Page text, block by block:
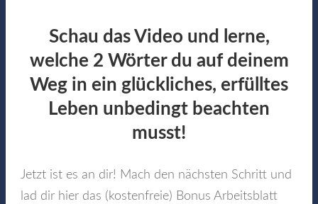
Schau das Video und lerne,
welche 2 Wörter du auf deinem
Weg in ein glückliches, erfülltes
Leben unbedingt beachten
musst!
Jetzt ist es an dir! Mach den nächsten Schritt und
lad dir hier das (kostenfreie) Bonus Arbeitsblatt